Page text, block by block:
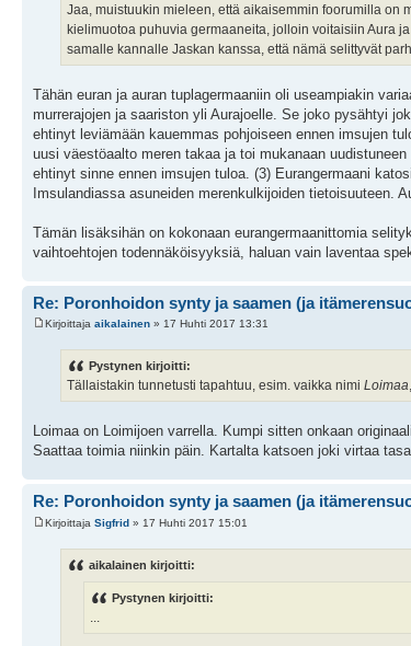
Jaa, muistuukin mieleen, että aikaisemmin foorumilla on
kielimuotoa puhuvia germaaneita, jolloin voitaisiin Aura
samalle kannalle Jaskan kanssa, että nämä selittyvät
Tähän euran ja auran tuplagermaaniin oli useampiakin
murrerajojen ja saariston yli Aurajoelle. Se joko pysähtyi
ehtinyt leviämään kauemmas pohjoiseen ennen imsujen
uusi väestöaalto meren takaa ja toi mukanaan
ehtinyt sinne ennen imsujen tuloa. (3) Eurangermaani
Imsulandiassa asuneiden merenkulkijoiden tietoisuuteen.
Tämän lisäksihän on kokonaan eurangermaanittomia
vaihtoehtojen todennäköisyyksiä, haluan vain laventaa
Re: Poronhoidon synty ja saamen (ja
Kirjoittaja aikalainen » 17 Huhti 2017 13:31
Pystynen kirjoitti:
Tällaistakin tunnetusti tapahtuu, esim. vaikka nimi Loimaa
Loimaa on Loimijoen varrella. Kumpi sitten onkaan
Saattaa toimia niinkin päin. Kartalta katsoen joki virtaa
Re: Poronhoidon synty ja saamen (ja
Kirjoittaja Sigfrid » 17 Huhti 2017 15:01
aikalainen kirjoitti:
Pystynen kirjoitti:
...